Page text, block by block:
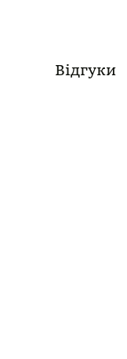
Відгуки